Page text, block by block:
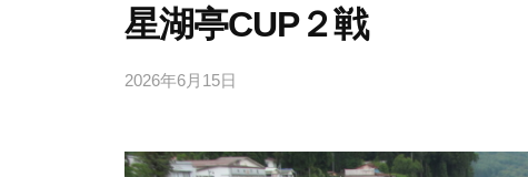
タ
ト
星湖亭CUP２戦
2026年6月15日
e